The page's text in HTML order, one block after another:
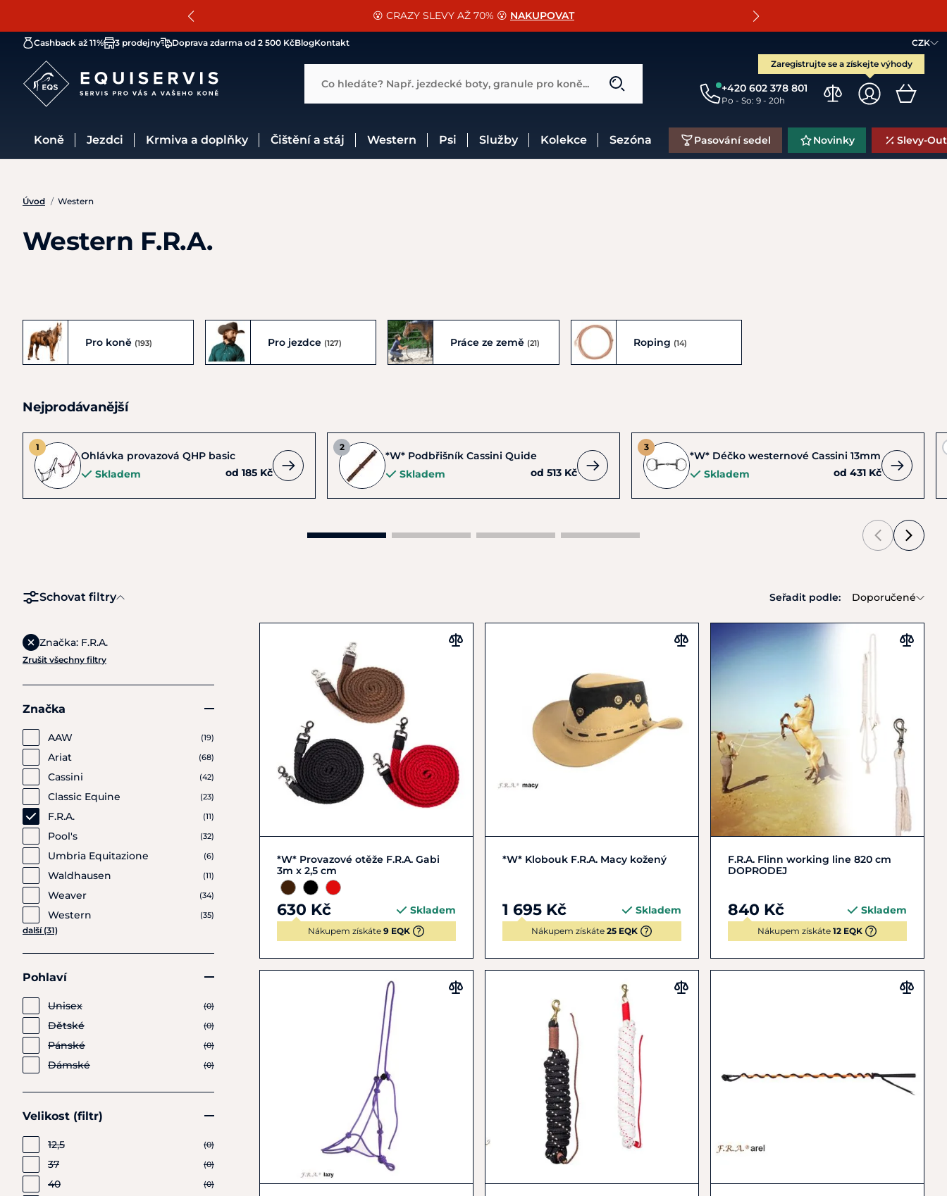
SLEVA 13% na vše od Cassini! CHCI SLEVU
😮 CRAZY SLEVY AŽ 70% 😮 NAKUPOVAT
📐Pasování a doplňky k vybraným sedlům ZDARMA 🐴
CZK
Zaregistrujte se a získejte výhody
+420 602 378 801
Po - So: 9 - 20h
Cashback až 11% 3 prodejny Doprava zdarma od 2 500 KčBlogKontakt
Co hledáte? Např. jezdecké boty, granule pro koně...
Koně Jezdci Krmiva a doplňky Čištění a stáj Western Psi Služby Kolekce Sezóna Pasování sedel Novinky Slevy-
Úvod / Western
Western F.R.A.
Pro koně (193) Pro jezdce (127) Práce ze země (21) Roping (14)
Nejprodávanější
Ohlávka provazová QHP basic
Skladem
od 185 Kč
*W* Podbřišník Cassini Quide
Skladem
od 513 Kč
*W* Déčko westernové Cassini 13mm
Skladem
od 431 Kč
Schovat filtry Seřadit podle: Doporučené
Značka: F.R.A.
Zrušit všechny filtry
Značka
AAW (19)
Ariat (68)
Cassini (42)
Classic Equine (23)
F.R.A. (11)
Pool's (32)
Umbria Equitazione (6)
Waldhausen (11)
Weaver (34)
Western (35)
další (31)
Pohlaví
Unisex (0)
Dětské (0)
Pánské (0)
Dámské (0)
Velikost (filtr)
12,5 (0)
37 (0)
40 (0)
Zobrazit detail
*W* Provazové otěže F.R.A. Gabi
3m x 2,5 cm
630 Kč Skladem
Nákupem získáte9 EQK
S M
*W* Klobouk F.R.A. Macy kožený
1 695 Kč Skladem
Nákupem získáte25 EQK
Zobrazit detail
F.R.A. Flinn working line 820 cm
DOPRODEJ
840 Kč Skladem
Nákupem získáte12 EQK